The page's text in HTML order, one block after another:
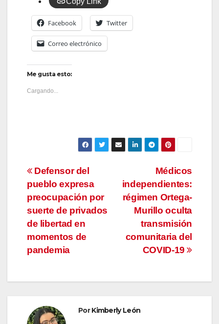
Facebook Twitter
Correo electrónico
Me gusta esto:
Cargando...
Navegación
de
entradas
Médicos
independientes:
régimen Ortega-
Murillo oculta
transmisión
comunitaria del
COVID-19
Defensor del
pueblo expresa
preocupación por
suerte de privados
de libertad en
momentos de
pandemia
PorKimberly León